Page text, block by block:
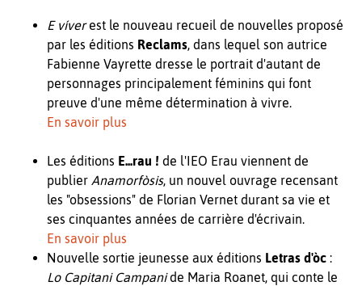
E víverest le nouveau recueil de nouvelles proposé
par les éditions Reclams, dans lequel son autrice
Fabienne Vayrette dresse le portrait d'autant de
personnages principalement féminins qui font
preuve d'une même détermination à vivre.
En savoir plus
Les éditions E...rau ! de l'IEO Erau viennent de
publier Anamorfòsis, un nouvel ouvrage recensant
les "obsessions" de Florian Vernet durant sa vie et
ses cinquantes années de carrière d'écrivain.
En savoir plus
Nouvelle sortie jeunesse aux éditions Letras d'òc :
Lo Capitani Campanide Maria Roanet, qui conte le